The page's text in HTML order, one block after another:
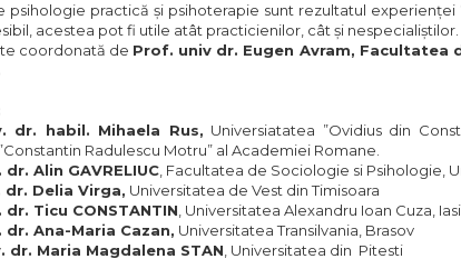
psihologie practică şi psihoterapie sunt rezultatul
acestea pot fi utile atât practicienilor, cât şi nespecialiştilor.
coordonată de Prof. univ dr. Eugen Avram,
dr. habil. Mihaela Rus, Universiatatea ”Ovidius din
Radulescu Motru” al Academiei Romane.
Alin GAVRELIUC , Facultatea de Sociologie si Psihologie,
dr. Delia Virga, Universitatea de Vest din Timisoara
Ticu CONSTANTIN , Universitatea Alexandru Ioan Cuza, Iasi
dr. Ana-Maria Cazan, Universitatea Transilvania, Brasov
dr. Maria Magdalena STAN , Universitatea din Pitesti